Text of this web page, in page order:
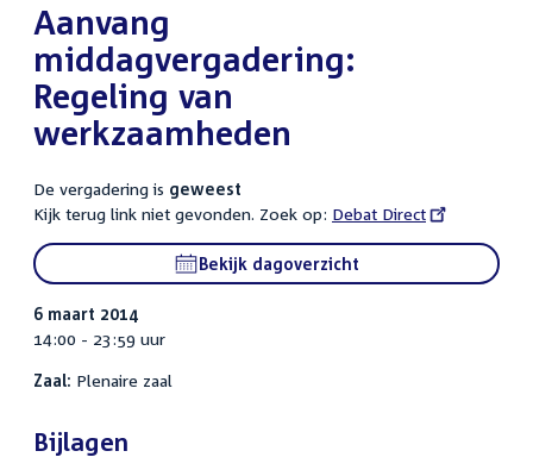
Aanvang
middagvergadering:
Regeling van
werkzaamheden
De vergadering is geweest
Kijk terug link niet gevonden. Zoek op: External
link:
Debat Direct
Bekijk dagoverzicht
6 maart 2014
14:00 - 23:59 uur
Zaal: Plenaire zaal
Bijlagen